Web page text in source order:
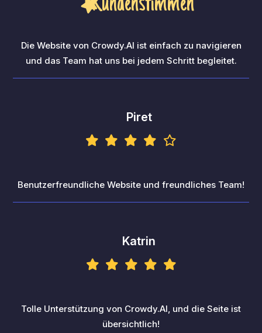
Die Website von Crowdy.AI ist einfach zu navigieren
und das Team hat uns bei jedem Schritt begleitet.
Piret
Benutzerfreundliche Website und freundliches Team!
Katrin
Tolle Unterstützung von Crowdy.AI, und die Seite ist
übersichtlich!